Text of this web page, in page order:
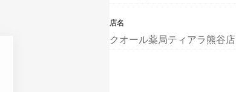
店名
クオール薬局ティアラ熊谷店